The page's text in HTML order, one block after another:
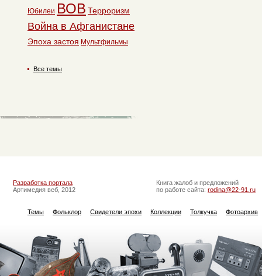
Юбилеи ВОВ Терроризм
Война в Афганистане
Эпоха застоя Мультфильмы
Все темы
Разработка портала
Артимедия веб, 2012
Книга жалоб и предложений
по работе сайта: rodina@22-91.ru
Темы Фольклор Свидетели эпохи Коллекции Толкучка Фотоархив